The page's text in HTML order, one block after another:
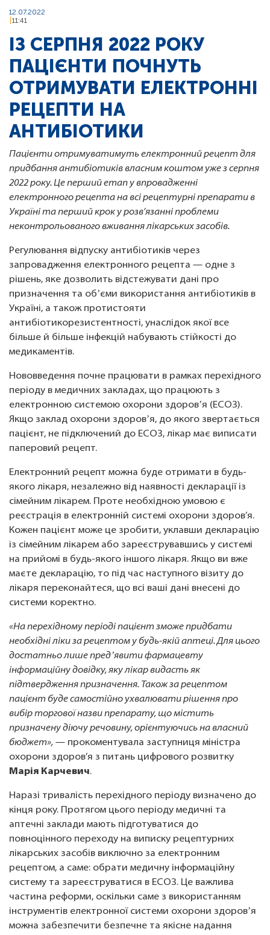
12.07.2022
11:41
ІЗ СЕРПНЯ 2022 РОКУ
ПАЦІЄНТИ ПОЧНУТЬ
ОТРИМУВАТИ ЕЛЕКТРОННІ
РЕЦЕПТИ НА
АНТИБІОТИКИ
Пацієнти отримуватимуть електронний рецепт для
придбання антибіотиків власним коштом уже з серпня
2022 року. Це перший етап у впровадженні
електронного рецепта на всі рецептурні препарати в
Україні та перший крок у розв’язанні проблеми
неконтрольованого вживання лікарських засобів.
Регулювання відпуску антибіотиків через
запровадження електронного рецепта — одне з
рішень, яке дозволить відстежувати дані про
призначення та обʼєми використання антибіотиків в
Україні, а також протистояти
антибіотикорезистентності, унаслідок якої все
більше й більше інфекцій набувають стійкості до
медикаментів.
Нововведення почне працювати в рамках перехідного
періоду в медичних закладах, що працюють з
електронною системою охорони здоровʼя (ЕСОЗ).
Якщо заклад охорони здоровʼя, до якого звертається
пацієнт, не підключений до ЕСОЗ, лікар має виписати
паперовий рецепт.
Електронний рецепт можна буде отримати в будь-
якого лікаря, незалежно від наявності декларації із
сімейним лікарем. Проте необхідною умовою є
реєстрація в електронній системі охорони здоров’я.
Кожен пацієнт може це зробити, уклавши декларацію
із сімейним лікарем або зареєструвавшись у системі
на прийомі в будь-якого іншого лікаря. Якщо ви вже
маєте декларацію, то під час наступного візиту до
лікаря переконайтеся, що всі ваші дані внесені до
системи коректно.
«На перехідному періоді пацієнт зможе придбати
необхідні ліки за рецептом у будь-якій аптеці. Для цього
достатньо лише предʼявити фармацевту
інформаційну довідку, яку лікар видасть як
підтвердження призначення. Також за рецептом
пацієнт буде самостійно ухвалювати рішення про
вибір торгової назви препарату, що містить
призначену діючу речовину, орієнтуючись на власний
бюджет», — прокоментувала заступниця міністра
охорони здоров’я з питань цифрового розвитку
Марія Карчевич.
Наразі тривалість перехідного періоду визначено до
кінця року. Протягом цього періоду медичні та
аптечні заклади мають підготуватися до
повноцінного переходу на виписку рецептурних
лікарських засобів виключно за електронним
рецептом, а саме: обрати медичну інформаційну
систему та зареєструватися в ЕСОЗ. Це важлива
частина реформи, оскільки саме з використанням
інструментів електронної системи охорони здоровʼя
можна забезпечити безпечне та якісне надання